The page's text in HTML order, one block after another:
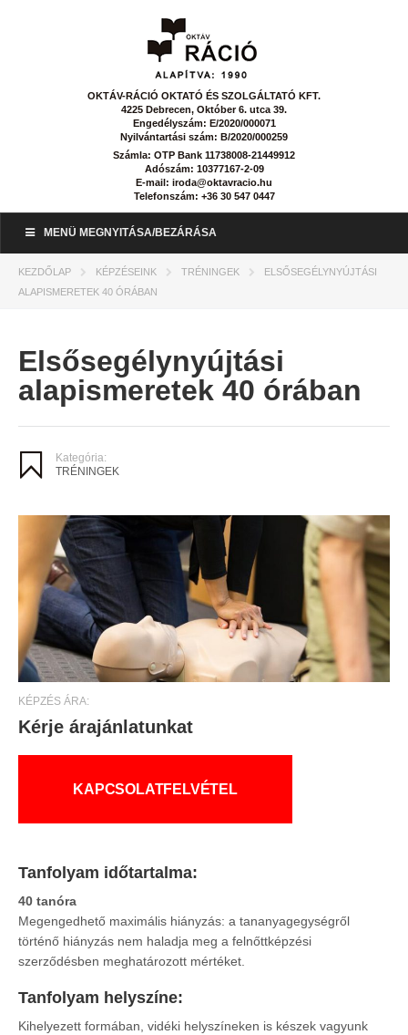
OKTÁV-RÁCIÓ OKTATÓ ÉS SZOLGÁLTATÓ KFT.
4225 Debrecen, Október 6. utca 39.
Engedélyszám: E/2020/000071
Nyilvántartási szám: B/2020/000259
Számla: OTP Bank 11738008-21449912
Adószám: 10377167-2-09
E-mail: iroda@oktavracio.hu
Telefonszám: +36 30 547 0447
MENÜ MEGNYITÁSA/BEZÁRÁSA
KEZDŐLAP KÉPZÉSEINK TRÉNINGEK
ELSŐSEGÉLYNYÚJTÁSI
ALAPISMERETEK 40 ÓRÁBAN
Elsősegélynyújtási
alapismeretek 40 órában
Kategória:
TRÉNINGEK
KÉPZÉS ÁRA:
Kérje árajánlatunkat
KAPCSOLATFELVÉTEL
Tanfolyam időtartalma:
40 tanóra
Megengedhető maximális hiányzás: a tananyagegységről
történő hiányzás nem haladja meg a felnőttképzési
szerződésben meghatározott mértéket.
Tanfolyam helyszíne:
Kihelyezett formában, vidéki helyszíneken is készek vagyunk